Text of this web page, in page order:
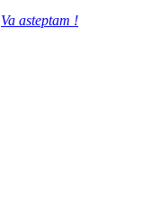
Va asteptam !